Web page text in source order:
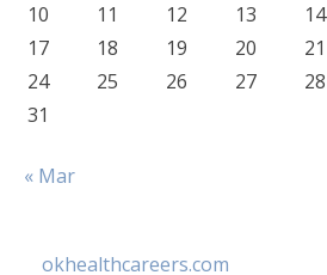
10
11 12 13 14
17
18 19 20 21
24
25 26 27 28
31
« Mar
okhealthcareers.com